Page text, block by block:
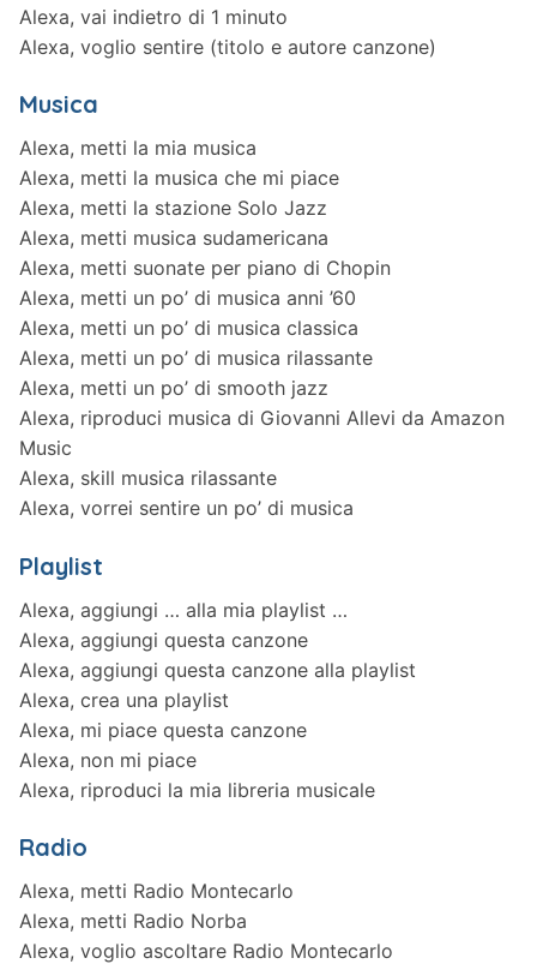
Alexa, vai indietro di 1 minuto
Alexa, voglio sentire (titolo e autore canzone)
Musica
Alexa, metti la mia musica
Alexa, metti la musica che mi piace
Alexa, metti la stazione Solo Jazz
Alexa, metti musica sudamericana
Alexa, metti suonate per piano di Chopin
Alexa, metti un po’ di musica anni ’60
Alexa, metti un po’ di musica classica
Alexa, metti un po’ di musica rilassante
Alexa, metti un po’ di smooth jazz
Alexa, riproduci musica di Giovanni Allevi da Amazon
Music
Alexa, skill musica rilassante
Alexa, vorrei sentire un po’ di musica
Playlist
Alexa, aggiungi … alla mia playlist …
Alexa, aggiungi questa canzone
Alexa, aggiungi questa canzone alla playlist
Alexa, crea una playlist
Alexa, mi piace questa canzone
Alexa, non mi piace
Alexa, riproduci la mia libreria musicale
Radio
Alexa, metti Radio Montecarlo
Alexa, metti Radio Norba
Alexa, voglio ascoltare Radio Montecarlo